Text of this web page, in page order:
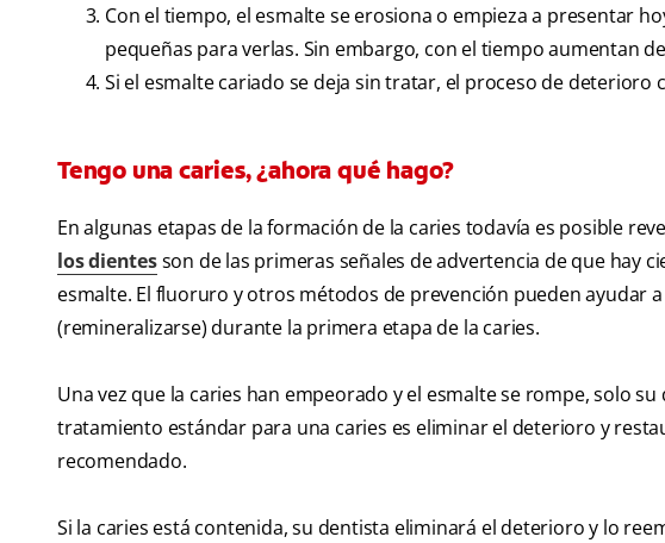
Con el tiempo, el esmalte se erosiona o empieza a presentar
pequeñas para verlas. Sin embargo, con el tiempo aumentan
Si el esmalte cariado se deja sin tratar, el proceso de deterioro
Tengo una caries, ¿ahora qué hago?
En algunas etapas de la formación de la caries todavía es posible
los dientesson de las primeras señales de advertencia de que hay
esmalte. El fluoruro y otros métodos de prevención pueden ayudar
(remineralizarse) durante la primera etapa de la caries.
Una vez que la caries han empeorado y el esmalte se rompe, solo
tratamiento estándar para una caries es eliminar el deterioro y
recomendado.
Si la caries está contenida, su dentista eliminará el deterioro y lo